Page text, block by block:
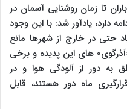
تا زمان روشنایی آسمان در
۲۲ مرداد ماه ادامه دارد، یادآور شد: با این وجود
حتی در خارج از شهرها مانع
های این پدیده و برخی
به دور از آلودگی هوا و در
ماه دور هستند، قابل